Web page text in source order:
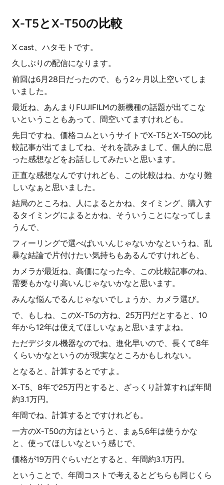
X-T5とX-T50の比較
X cast、ハタモトです。
久しぶりの配信になります。
前回は6月28日だったので、もう2ヶ月以上空いてしま
いました。
最近ね、あんまりFUJIFILMの新機種の話題が出てこな
いということもあって、間空いてますけれども。
先日ですね、価格コムというサイトでX-T5とX-T50の比
較記事が出てましてね、それを読みまして、個人的に思
った感想などをお話ししてみたいと思います。
正直な感想なんですけれども、この比較はね、かなり難
しいなぁと思いました。
結局のところね、人によるとかね、タイミング、購入す
るタイミングによるとかね、そういうことになってしま
うんで、
フィーリングで選べばいいんじゃないかなというね、乱
暴な結論で片付けたい気持ちもあるんですけれども、
カメラが最近ね、高価になった今、この比較記事のね、
需要もかなり高いんじゃないかなと思います。
みんな悩んでるんじゃないでしょうか、カメラ選び。
で、もしね、このX-T5の方ね、25万円だとすると、10
年から12年は使えてほしいなぁと思いますよね。
ただデジタル機器なのでね、進化早いので、長くて8年
くらいかなというのが現実なところかもしれない。
となると、計算するとですよ。
X-T5、8年で25万円とすると、ざっくり計算すれば年間
約3.1万円。
年間でね、計算するとですけれども。
一方のX-T50の方はというと、まぁ5,6年は使うかな
と、使ってほしいなという感じで、
価格が19万円ぐらいだとすると、年間約3.1万円。
ということで、年間コストで考えるとどちらも同じくら